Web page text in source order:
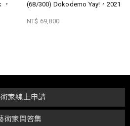
，
(68/300) Dokodemo Yay!，2021
NT$ 69,800
術家問答集
家線上申請